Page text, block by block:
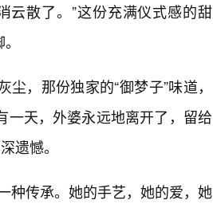
云散了。”这份充满仪式感的甜
，那份独家的“御梦子”味道，
一天，外婆永远地离开了，留给
遗憾。
种传承。她的手艺，她的爱，她